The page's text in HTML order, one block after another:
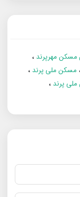
مهرپرند
مسکن ملی پرند
پرند